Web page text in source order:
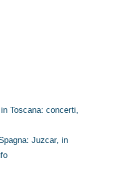
Toscana: concerti,
Juzcar, in